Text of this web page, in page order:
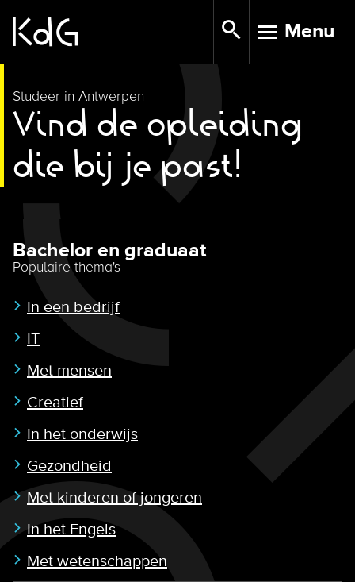
main
TOGGLE
Menu
Studeer in Antwerpen
Vind de opleiding
die bij je past!
Bachelor en graduaat
Populaire thema's
In een bedrijf
IT
Met mensen
Creatief
In het onderwijs
Gezondheid
Met kinderen of jongeren
In het Engels
Met wetenschappen